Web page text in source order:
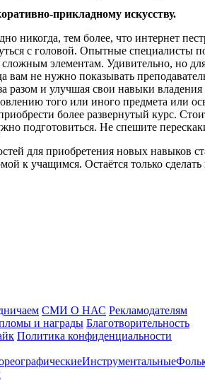
прикладному искусству.
никогда, тем более, что интернет
с головой. Опытные специалисты
сложным элементам. Удивительно, но
вам не нужно показывать
разом и улучшая свои навыки
того или иного предмета или
более развернутый курс.
подготовиться. Не спешите
для приобретения новых навыков
к учащимся. Остаётся только
СМИ О НАС Рекламодателям
и награды Благотворительность
Политика конфиденциальности
Инструментальные